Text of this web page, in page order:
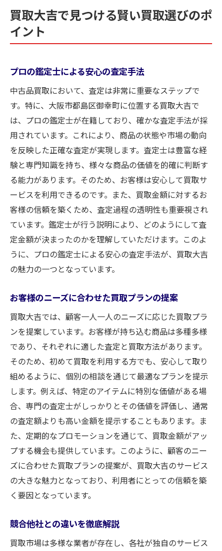
買取大吉で見つける賢い買取選びのポ
イント
プロの鑑定士による安心の査定手法
中古品買取において、査定は非常に重要なステップで
す。特に、大阪市都島区御幸町に位置する買取大吉で
は、プロの鑑定士が在籍しており、確かな査定手法が採
用されています。これにより、商品の状態や市場の動向
を反映した正確な査定が実現します。査定士は豊富な経
験と専門知識を持ち、様々な商品の価値を的確に判断す
る能力があります。そのため、お客様は安心して買取サ
ービスを利用できるのです。また、買取金額に対するお
客様の信頼を築くため、査定過程の透明性も重要視され
ています。鑑定士が行う説明により、どのようにして査
定金額が決まったのかを理解していただけます。このよ
うに、プロの鑑定士による安心の査定手法が、買取大吉
の魅力の一つとなっています。
お客様のニーズに合わせた買取プランの提案
買取大吉では、顧客一人一人のニーズに応じた買取プラ
ンを提案しています。お客様が持ち込む商品は多種多様
であり、それぞれに適した査定と買取方法があります。
そのため、初めて買取を利用する方でも、安心して取り
組めるように、個別の相談を通じて最適なプランを提示
します。例えば、特定のアイテムに特別な価値がある場
合、専門の査定士がしっかりとその価値を評価し、通常
の査定額よりも高い金額を提示することもあります。ま
た、定期的なプロモーションを通じて、買取金額がアッ
プする機会も提供しています。このように、顧客のニー
ズに合わせた買取プランの提案が、買取大吉のサービス
の大きな魅力となっており、利用者にとっての信頼を築
く要因となっています。
競合他社との違いを徹底解説
買取市場は多様な業者が存在し、各社が独自のサービス